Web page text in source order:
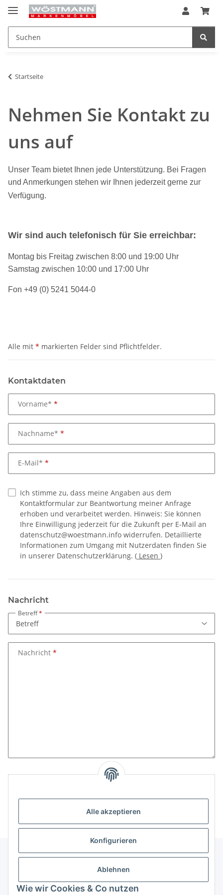
Alle akzeptieren
Konfigurieren
Ablehnen
Wie wir Cookies & Co nutzen
Startseite
Nehmen Sie Kontakt zu
uns auf
Unser Team bietet Ihnen jede Unterstützung. Bei Fragen
und Anmerkungen stehen wir Ihnen jederzeit gerne zur
Verfügung.
Wir sind auch telefonisch für Sie erreichbar:
Montag bis Freitag zwischen 8:00 und 19:00 Uhr
Samstag zwischen 10:00 und 17:00 Uhr
Fon +49 (0) 5241 5044-0
Alle mit * markierten Felder sind Pflichtfelder.
Kontaktdaten
Vorname*
Nachname*
E-Mail*
Ich stimme zu, dass meine Angaben aus dem
Kontaktformular zur Beantwortung meiner Anfrage
erhoben und verarbeitet werden. Hinweis: Sie können
Ihre Einwilligung jederzeit für die Zukunft per E-Mail an
datenschutz@woestmann.info widerrufen. Detaillierte
Informationen zum Umgang mit Nutzerdaten finden Sie
in unserer Datenschutzerklärung. ( Lesen )
Nachricht
Betreff
Nachricht
Nachricht senden